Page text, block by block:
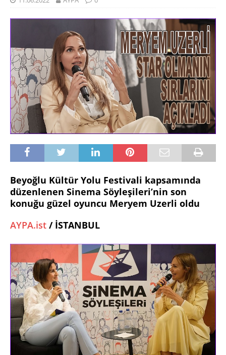
Beyoğlu Kültür Yolu Festivali kapsamında
düzenlenen Sinema Söyleşileri’nin son
konuğu güzel oyuncu Meryem Uzerli oldu
AYPA.ist / İSTANBUL